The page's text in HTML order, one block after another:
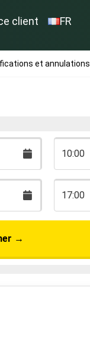
client FR
et annulations
10:00
17:00
→